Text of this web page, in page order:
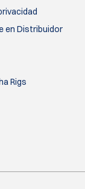
en Distribuidor
Rigs